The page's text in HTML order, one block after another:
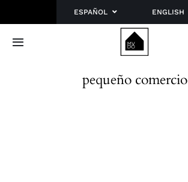
ESPAÑOL ENGLISH
Toggle
pequeño comercio